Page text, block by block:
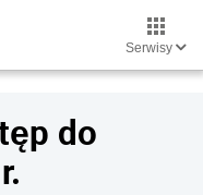
Serwisy
do